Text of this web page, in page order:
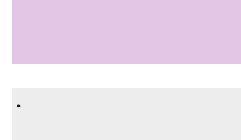
.